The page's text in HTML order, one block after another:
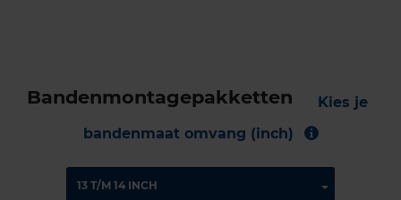
Bandenmontagepakketten
Kies je
bandenmaat omvang (inch)